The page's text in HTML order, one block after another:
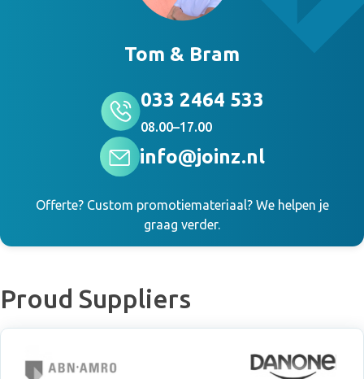
Tom & Bram
033 2464 533
08.00–17.00
info@joinz.nl
Offerte? Custom promotiemateriaal? We helpen je
graag verder.
Proud Suppliers